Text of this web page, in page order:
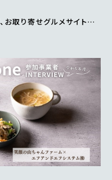
お取り寄せグルメサイトに
進行中